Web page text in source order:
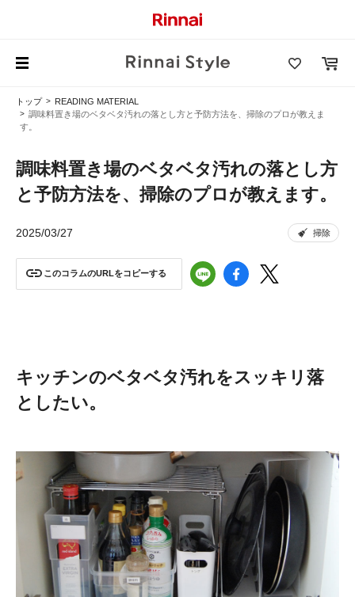
トップ
READING MATERIAL
調味料置き場のベタベタ汚れの落とし方と予防方法を、掃除のプロが教えま
す。
調味料置き場のベタベタ汚れの落とし方
と予防方法を、掃除のプロが教えます。
2025/03/27 掃除
このコラムのURLをコピーする
キッチンのベタベタ汚れをスッキリ落
としたい。